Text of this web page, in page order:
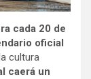
cada 20 de
oficial
cultura
caerá un